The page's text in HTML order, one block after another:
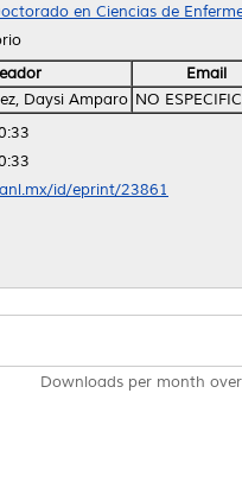
en Ciencias de
Email
Daysi Amparo NO
id/eprint/23861
Downloads per month